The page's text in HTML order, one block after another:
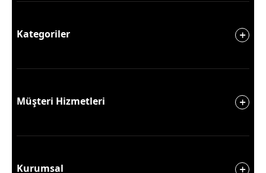
Kategoriler
Müşteri Hizmetleri
Kurumsal